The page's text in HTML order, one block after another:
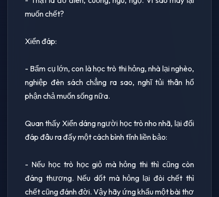
muốn chết?
Xiển đáp:
- Bẩm cụ lớn, con là học trò thi hỏng, nhà lại nghèo,
nghiệp đèn sách chẳng ra sao, nghĩ tủi thân hổ
phận chả muốn sống nữa.
Quan thấy Xiển dáng người học trò nho nhã, lại đối
đáp đâu ra đấy một cách bình tĩnh liền bảo:
- Nếu học trò học giỏ mà hỏng thi thì cũng còn
đáng thương. Nếu dốt mà hỏng lại đòi chết thì
chết cũng đánh đời. Vậy hãy ứng khẩu một bài thơ